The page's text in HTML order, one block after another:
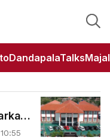
DandapalaTalks